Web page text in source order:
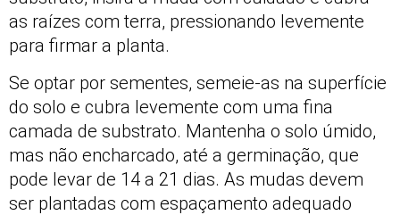
as raízes com terra, pressionando levemente
para firmar a planta.
Se optar por sementes, semeie-as na superfície
do solo e cubra levemente com uma fina
camada de substrato. Mantenha o solo úmido,
mas não encharcado, até a germinação, que
pode levar de 14 a 21 dias. As mudas devem
ser plantadas com espaçamento adequado